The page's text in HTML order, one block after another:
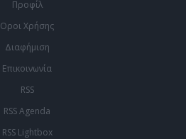
Προφίλ
Οροι Χρήσης
Διαφήμιση
Επικοινωνία
RSS
RSS Agenda
RSS Lightbox